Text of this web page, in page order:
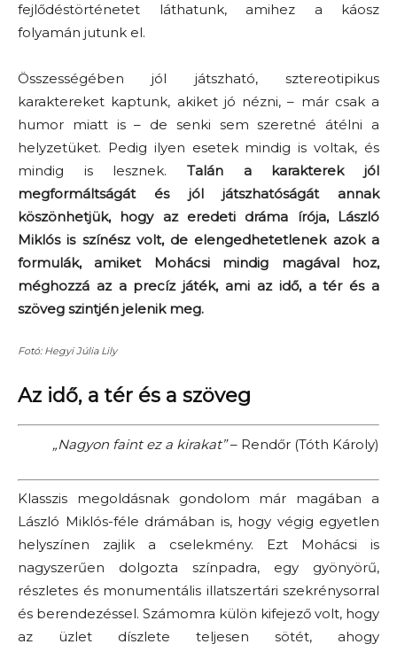
fejlődéstörténetet láthatunk, amihez a káosz
folyamán jutunk el.
Összességében jól játszható, sztereotipikus
karaktereket kaptunk, akiket jó nézni, – már csak a
humor miatt is – de senki sem szeretné átélni a
helyzetüket. Pedig ilyen esetek mindig is voltak, és
mindig is lesznek. Talán a karakterek jól
megformáltságát és jól játszhatóságát annak
köszönhetjük, hogy az eredeti dráma írója, László
Miklós is színész volt, de elengedhetetlenek azok a
formulák, amiket Mohácsi mindig magával hoz,
méghozzá az a precíz játék, ami az idő, a tér és a
szöveg szintjén jelenik meg.
Fotó: Hegyi Júlia Lily
Az idő, a tér és a szöveg
„Nagyon faint ez a kirakat”– Rendőr (Tóth Károly)
Klasszis megoldásnak gondolom már magában a
László Miklós-féle drámában is, hogy végig egyetlen
helyszínen zajlik a cselekmény. Ezt Mohácsi is
nagyszerűen dolgozta színpadra, egy gyönyörű,
részletes és monumentális illatszertári szekrénysorral
és berendezéssel. Számomra külön kifejező volt, hogy
az üzlet díszlete teljesen sötét, ahogy